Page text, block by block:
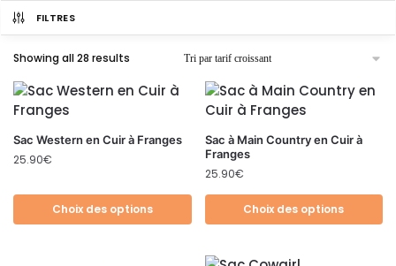
FILTRES
Showing all 28 results
Sac Western en Cuir à Franges
25.90€
Choix des options
Sac à Main Country en Cuir à
Franges
25.90€
Choix des options